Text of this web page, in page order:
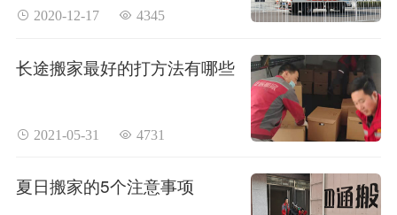
 2020-12-17  4345
长途搬家最好的打方法有哪些
 2021-05-31  4731
夏日搬家的5个注意事项